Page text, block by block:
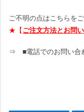
ご不明の点はこちらを
★【ご注文方法とお問
⇒ ■電話でのお問い合